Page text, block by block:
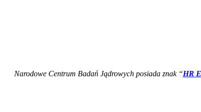
Narodowe Centrum Badań Jądrowych posiada znak “HR